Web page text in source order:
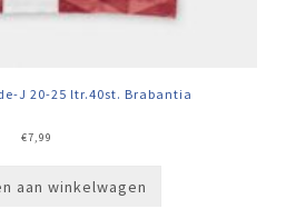
J 20-25 ltr.40st. Brabantia
€7,99
aan winkelwagen